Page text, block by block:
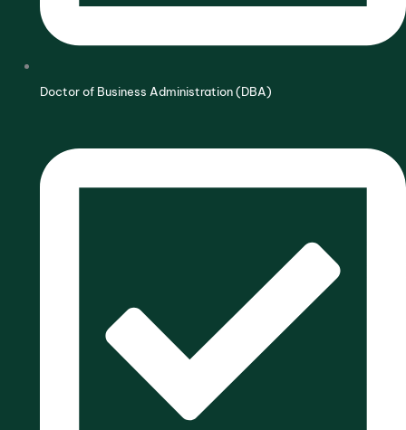
Doctor of Business Administration (DBA)